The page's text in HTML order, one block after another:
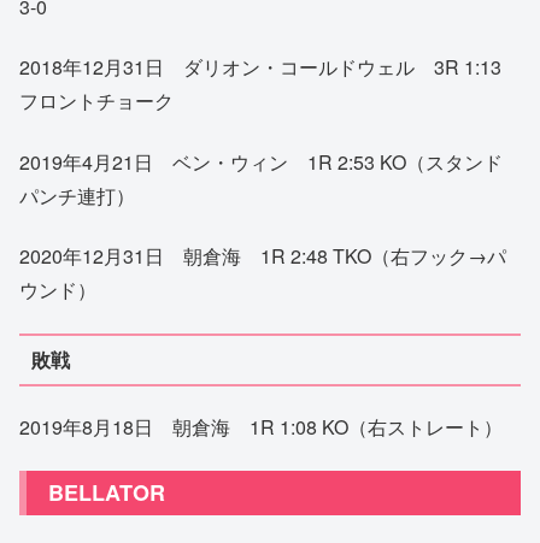
3-0
2018年12月31日 ダリオン・コールドウェル 3R 1:13
フロントチョーク
2019年4月21日 ベン・ウィン 1R 2:53 KO（スタンド
パンチ連打）
2020年12月31日 朝倉海 1R 2:48 TKO（右フック→パ
ウンド）
敗戦
2019年8月18日 朝倉海 1R 1:08 KO（右ストレート）
BELLATOR